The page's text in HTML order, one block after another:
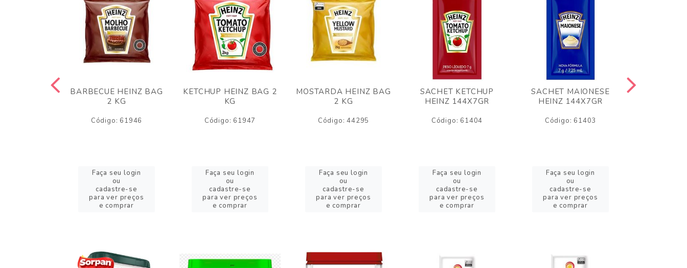
BARBECUE HEINZ BAG
2 KG
Código: 61946
Faça seu login
ou
cadastre-se
para ver preços
e comprar
KETCHUP HEINZ BAG 2
KG
Código: 61947
Faça seu login
ou
cadastre-se
para ver preços
e comprar
MOSTARDA HEINZ BAG
2 KG
Código: 44295
Faça seu login
ou
cadastre-se
para ver preços
e comprar
SACHET KETCHUP
HEINZ 144X7GR
Código: 61404
Faça seu login
ou
cadastre-se
para ver preços
e comprar
SACHET MAIONESE
HEINZ 144X7GR
Código: 61403
Faça seu login
ou
cadastre-se
para ver preços
e comprar